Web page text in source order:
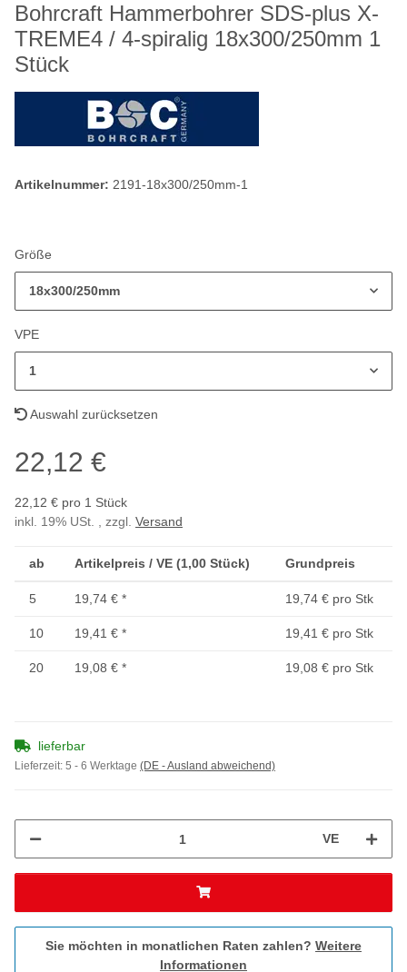
Bohrcraft Hammerbohrer SDS-plus X-
TREME4 / 4-spiralig 18x300/250mm 1
Stück
Artikelnummer: 2191-18x300/250mm-1
Größe
18x300/250mm
VPE
1
Auswahl zurücksetzen
22,12 €
22,12 € pro 1 Stück
inkl. 19% USt. , zzgl. Versand
ab Artikelpreis / VE (1,00 Stück) Grundpreis
5 19,74 € * 19,74 € pro Stk
10 19,41 € * 19,41 € pro Stk
20 19,08 € * 19,08 € pro Stk
lieferbar
Lieferzeit: 5 - 6 Werktage (DE - Ausland abweichend)
VE
Sie möchten in monatlichen Raten zahlen? Weitere
Informationen